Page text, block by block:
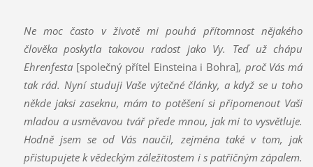
Ne moc často v životě mi pouhá přítomnost nějakého
člověka poskytla takovou radost jako Vy. Teď už chápu
Ehrenfesta [společný přítel Einsteina i Bohra], proč Vás má
tak rád. Nyní studuji Vaše výtečné články, a když se u toho
někde jaksi zaseknu, mám to potěšení si připomenout Vaši
mladou a usměvavou tvář přede mnou, jak mi to vysvětluje.
Hodně jsem se od Vás naučil, zejména také v tom, jak
přistupujete k vědeckým záležitostem i s patřičným zápalem.